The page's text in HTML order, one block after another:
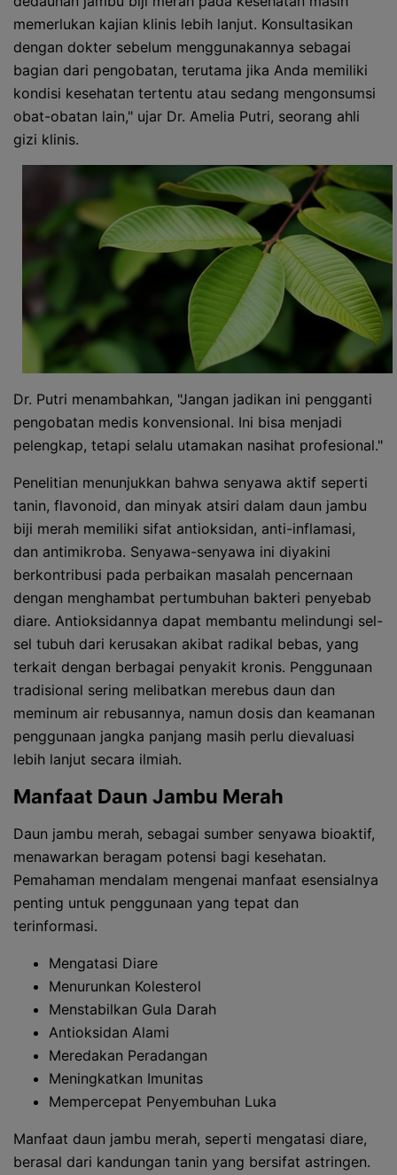
memerlukan kajian klinis lebih lanjut. Konsultasikan
dengan dokter sebelum menggunakannya sebagai
bagian dari pengobatan, terutama jika Anda memiliki
kondisi kesehatan tertentu atau sedang mengonsumsi
obat-obatan lain," ujar Dr. Amelia Putri, seorang ahli
gizi klinis.
Dr. Putri menambahkan, "Jangan jadikan ini pengganti
pengobatan medis konvensional. Ini bisa menjadi
pelengkap, tetapi selalu utamakan nasihat profesional."
Penelitian menunjukkan bahwa senyawa aktif seperti
tanin, flavonoid, dan minyak atsiri dalam daun jambu
biji merah memiliki sifat antioksidan, anti-inflamasi,
dan antimikroba. Senyawa-senyawa ini diyakini
berkontribusi pada perbaikan masalah pencernaan
dengan menghambat pertumbuhan bakteri penyebab
diare. Antioksidannya dapat membantu melindungi sel-
sel tubuh dari kerusakan akibat radikal bebas, yang
terkait dengan berbagai penyakit kronis. Penggunaan
tradisional sering melibatkan merebus daun dan
meminum air rebusannya, namun dosis dan keamanan
penggunaan jangka panjang masih perlu dievaluasi
lebih lanjut secara ilmiah.
Manfaat Daun Jambu Merah
Daun jambu merah, sebagai sumber senyawa bioaktif,
menawarkan beragam potensi bagi kesehatan.
Pemahaman mendalam mengenai manfaat esensialnya
penting untuk penggunaan yang tepat dan
terinformasi.
Mengatasi Diare
Menurunkan Kolesterol
Menstabilkan Gula Darah
Antioksidan Alami
Meredakan Peradangan
Meningkatkan Imunitas
Mempercepat Penyembuhan Luka
Manfaat daun jambu merah, seperti mengatasi diare,
berasal dari kandungan tanin yang bersifat astringen.